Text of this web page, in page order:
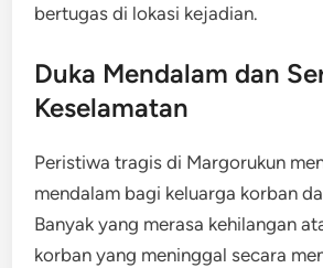
bertugas di lokasi kejadian.
Duka Mendalam dan
Keselamatan
Peristiwa tragis di Margorukun
mendalam bagi keluarga korban
Banyak yang merasa kehilangan
korban yang meninggal secara